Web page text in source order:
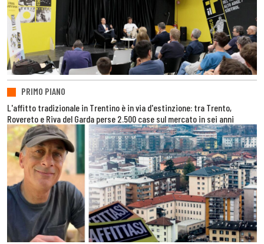
PRIMO PIANO
L'affitto tradizionale in Trentino è in via d'estinzione: tra Trento,
Rovereto e Riva del Garda perse 2.500 case sul mercato in sei anni